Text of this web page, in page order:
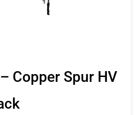
Copper Spur HV